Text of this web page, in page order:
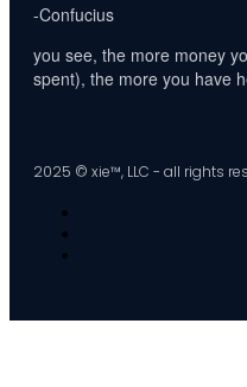
-Confucius
you see, the more money
spent), the more you have
2025 © xie™, LLC - all rights